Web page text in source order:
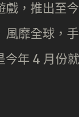
戲，推出至今
靡全球，手
今年 4 月份就